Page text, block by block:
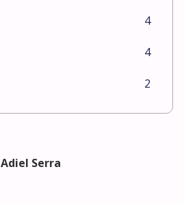
4
4
2
Adiel Serra